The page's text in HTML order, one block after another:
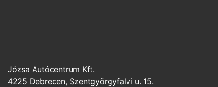
Józsa Autócentrum Kft.
4225 Debrecen, Szentgyörgyfalvi u. 15.